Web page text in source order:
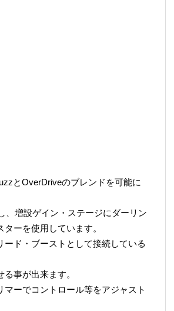
とOverDriveのブレンドを可能に
、増設ゲイン・ステージにダーリン
ーを使用しています。
ド・ブーストとして接続している
事が出来ます。
ーでコントロール等をアジャスト